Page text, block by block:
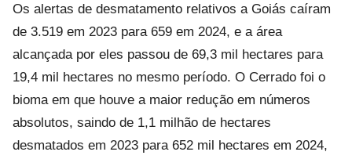
Os alertas de desmatamento relativos a Goiás caíram
de 3.519 em 2023 para 659 em 2024, e a área
alcançada por eles passou de 69,3 mil hectares para
19,4 mil hectares no mesmo período. O Cerrado foi o
bioma em que houve a maior redução em números
absolutos, saindo de 1,1 milhão de hectares
desmatados em 2023 para 652 mil hectares em 2024,